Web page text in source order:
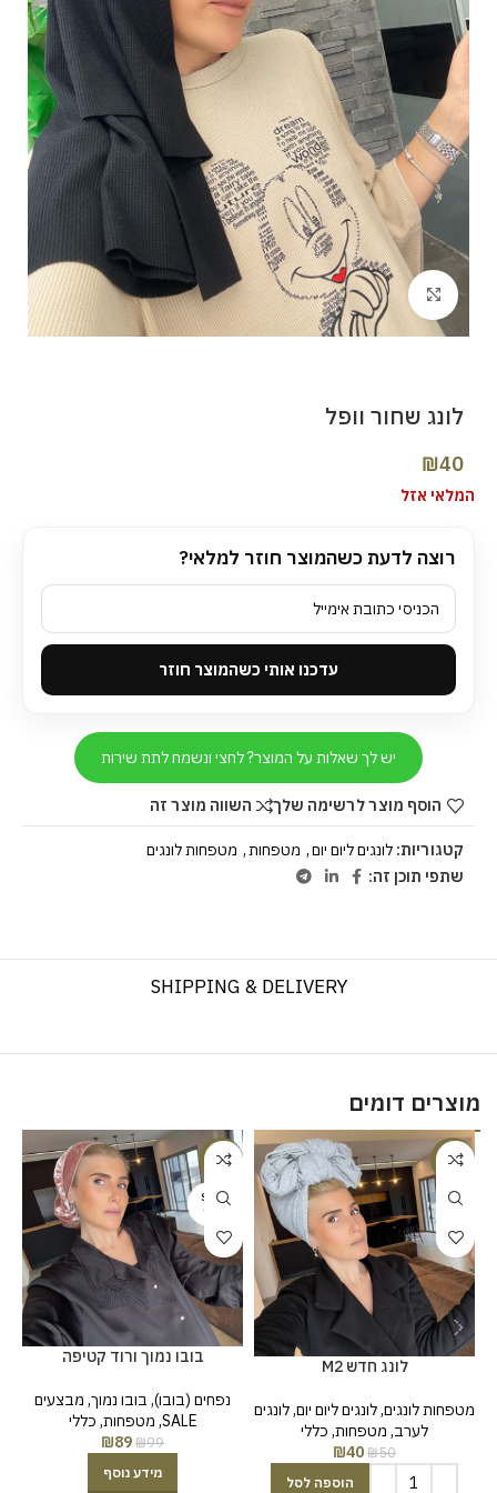
Click to enlarge
לונג שחור וופל
₪40
המלאי אזל
רוצה לדעת כשהמוצר חוזר למלאי?
עדכנו אותי כשהמוצר חוזר
יש לך שאלות על המוצר? לחצי ונשמח לתת שירות
הוסף מוצר לרשימה שלך השווה מוצר זה
קטגוריות: לונגים ליום יום, מטפחות, מטפחות לונגים
שתפי תוכן זה:
SHIPPING & DELIVERY
מוצרים דומים
-20%
לונג חדש M2
מטפחות לונגים,לונגים ליום יום,לונגים
לערב, מטפחות, כללי
₪50
₪40
הוספה לסל
-10%
SOLD
OUT
בובו נמוך ורוד קטיפה
נפחים (בובו), בובו נמוך, מבצעים
SALE
, מטפחות, כללי
₪99
₪89
מידע נוסף